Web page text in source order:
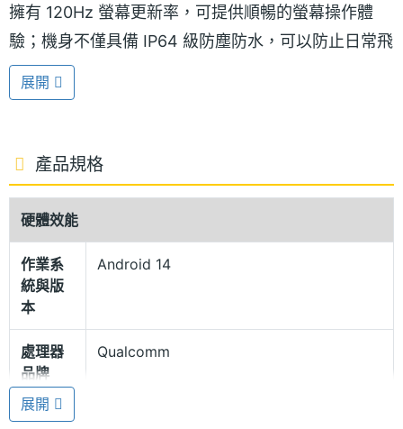
擁有 120Hz 螢幕更新率，可提供順暢的螢幕操作體
驗；機身不僅具備 IP64 級防塵防水，可以防止日常飛
濺水及進塵干擾，分別推出「奶油白」、「可可棕」
兩款全新配色。
高通 Sapdragon 6 Gen 1 八核心
vivo V30e 5G 搭載全台首發台積電 4nm 製程的
Qualcomm Snapdragon 6 Gen 1 行動平台，採用
Nano-SIM 卡槽，支援 5G 與雙卡雙待，提供 Wi-Fi
5、藍牙 5.1、NFC 以及 VoLTE 與 VoWiFi 功能。配備
5,500mAh 電池，支援 44W 極速閃充。
5,000 萬畫素主鏡頭
vivo V30e 5G 後置 5,000 萬畫素主鏡頭 + 800 萬畫
素廣角鏡頭，主鏡頭擁有 Sony IMX882 感光元件，
展開
產品規格
硬體效能
作業系
統與版
本
Android 14
處理器
品牌
Qualcomm
處理器
展開